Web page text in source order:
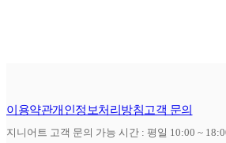
이용약관개인정보처리방침고객 문의
지니어트 고객 문의 가능 시간 : 평일 10:00 ~